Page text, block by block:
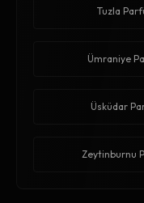
Tuzla
Ümraniye
Üsküdar
Zeytinburnu